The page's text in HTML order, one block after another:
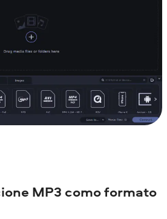
MP3 como formato